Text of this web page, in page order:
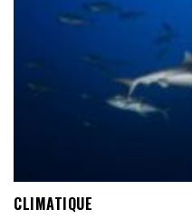
CLIMATIQUE